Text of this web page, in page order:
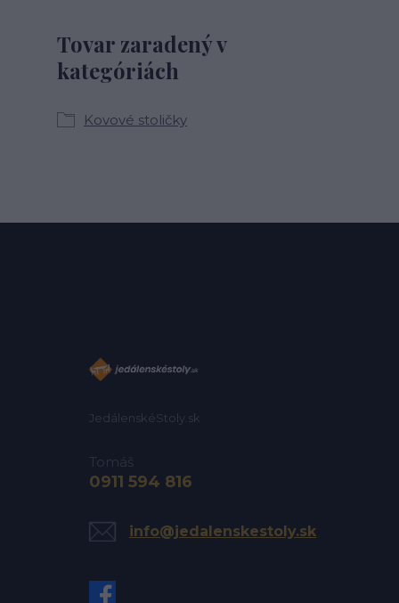
Tovar zaradený v
kategóriách
Kovové stoličky
JedálenskéStoly.sk
Tomáš
0911 594 816
info@jedalenskestoly.sk